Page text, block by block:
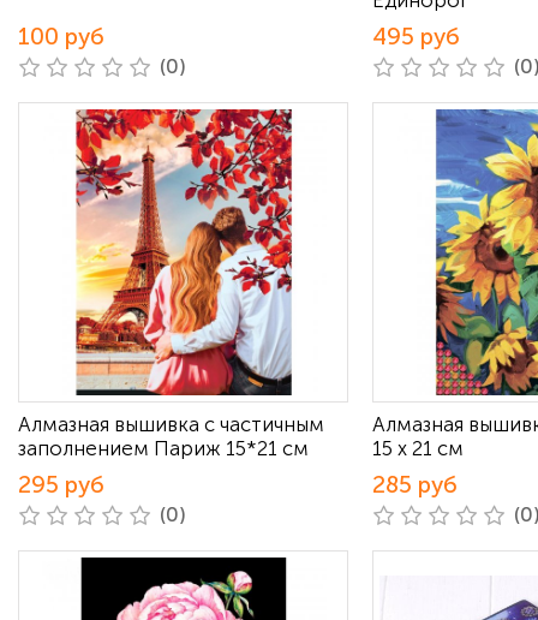
100 руб
(0)
495 руб
Алмазная вышивка с частичным
заполнением Париж 15*21 см
295 руб
(0)
Алмазная
15 х 21 см
285 руб